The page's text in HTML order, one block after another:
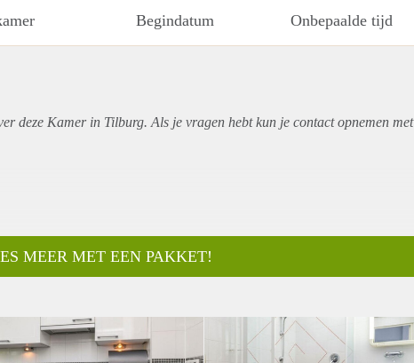
Begindatum Onbepaalde tijd
deze Kamer in Tilburg. Als je vragen hebt kun je contact opnemen met
MEER MET EEN PAKKET!